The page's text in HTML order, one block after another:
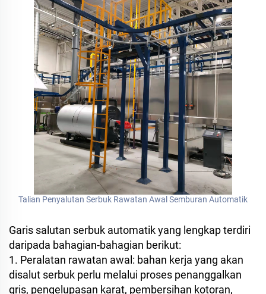
Talian Penyalutan Serbuk Rawatan Awal Semburan Automatik
Garis salutan serbuk automatik yang lengkap terdiri
daripada bahagian-bahagian berikut:
1. Peralatan rawatan awal: bahan kerja yang akan
disalut serbuk perlu melalui proses penanggalkan
gris, pengelupasan karat, pembersihan kotoran,